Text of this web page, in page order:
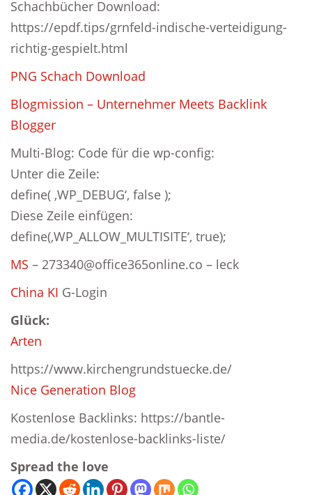
Schachbücher Download:
https://epdf.tips/grnfeld-indische-verteidigung-
richtig-gespielt.html
PNG Schach Download
Blogmission – Unternehmer Meets Backlink
Blogger
Multi-Blog: Code für die wp-config:
Unter die Zeile:
define( ‚WP_DEBUG‘, false );
Diese Zeile einfügen:
define(‚WP_ALLOW_MULTISITE‘, true);
MS – 273340@office365online.co – leck
China KI G-Login
Glück:
Arten
https://www.kirchengrundstuecke.de/
Nice Generation Blog
Kostenlose Backlinks: https://bantle-
media.de/kostenlose-backlinks-liste/
Spread the love